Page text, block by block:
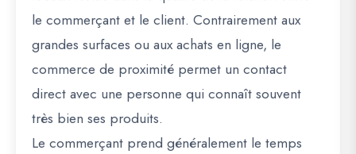
le commerçant et le client. Contrairement aux
grandes surfaces ou aux achats en ligne, le
commerce de proximité permet un contact
direct avec une personne qui connaît souvent
très bien ses produits.
Le commerçant prend généralement le temps